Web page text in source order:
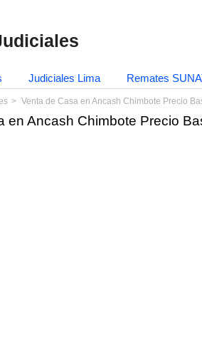
Judiciales Lima Remates
Venta de Casa en Ancash Chimbote Precio
en Ancash Chimbote Precio